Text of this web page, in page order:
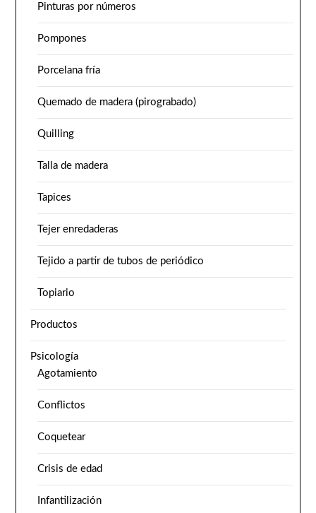
Pinturas por números
Pompones
Porcelana fría
Quemado de madera (pirograbado)
Quilling
Talla de madera
Tapices
Tejer enredaderas
Tejido a partir de tubos de periódico
Topiario
Productos
Psicología
Agotamiento
Conflictos
Coquetear
Crisis de edad
Infantilización